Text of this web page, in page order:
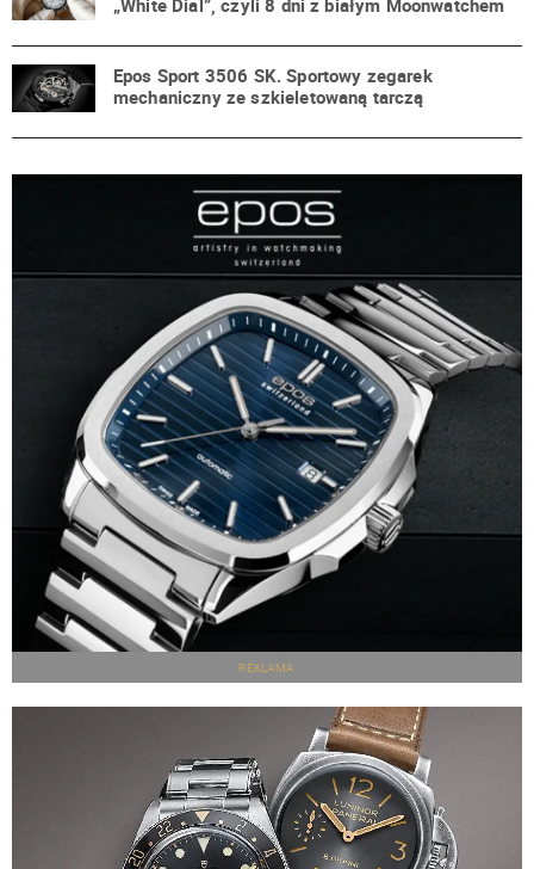
„White Dial”, czyli 8 dni z białym Moonwatchem
Epos Sport 3506 SK. Sportowy zegarek
mechaniczny ze szkieletowaną tarczą
REKLAMA